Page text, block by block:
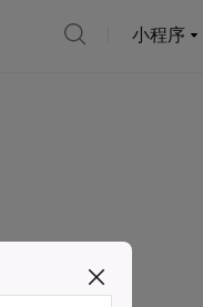
小程序